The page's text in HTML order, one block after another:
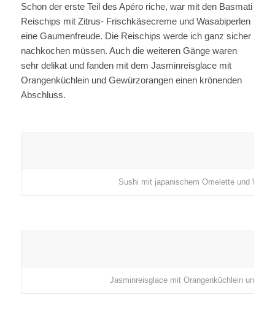
Schon der erste Teil des Apéro riche, war mit den Basmati
Reischips mit Zitrus- Frischkäsecreme und Wasabiperlen
eine Gaumenfreude. Die Reischips werde ich ganz sicher
nachkochen müssen. Auch die weiteren Gänge waren
sehr delikat und fanden mit dem Jasminreisglace mit
Orangenküchlein und Gewürzorangen einen krönenden
Abschluss.
Sushi mit japanischem Omelette und
Jasminreisglace mit Orangenküchlein und